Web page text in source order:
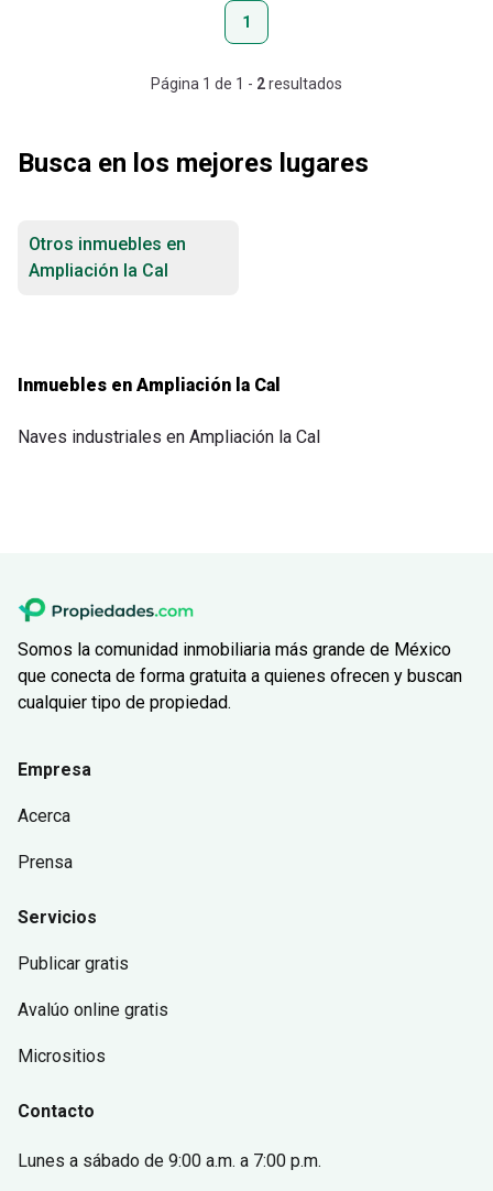
1
Página 1 de 1 - 2resultados
Busca en los mejores lugares
Otros inmuebles en
Ampliación la Cal
Inmuebles en Ampliación la Cal
Naves industriales en Ampliación la Cal
Somos la comunidad inmobiliaria más grande de México
que conecta de forma gratuita a quienes ofrecen y buscan
cualquier tipo de propiedad.
Empresa
Acerca
Prensa
Servicios
Publicar gratis
Avalúo online gratis
Micrositios
Contacto
Lunes a sábado de 9:00 a.m. a 7:00 p.m.